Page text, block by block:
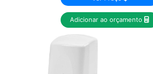
Adicionar ao orçamento